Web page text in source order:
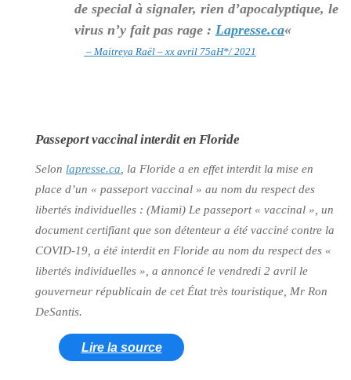
de special à signaler, rien d’apocalyptique, le
virus n’y fait pas rage : Lapresse.ca«
– Maitreya Raël – xx avril 75aH*/ 2021
Passeport vaccinal interdit en Floride
Selon lapresse.ca , la Floride a en effet interdit la mise en
place d’un « passeport vaccinal » au nom du respect des
libertés individuelles : (Miami) Le passeport « vaccinal » , un
document certifiant que son détenteur a été vacciné contre la
COVID-19, a été interdit en Floride au nom du respect des «
libertés individuelles », a annoncé le vendredi 2 avril le
gouverneur républicain de cet État très touristique, Mr Ron
DeSantis.
Lire la source